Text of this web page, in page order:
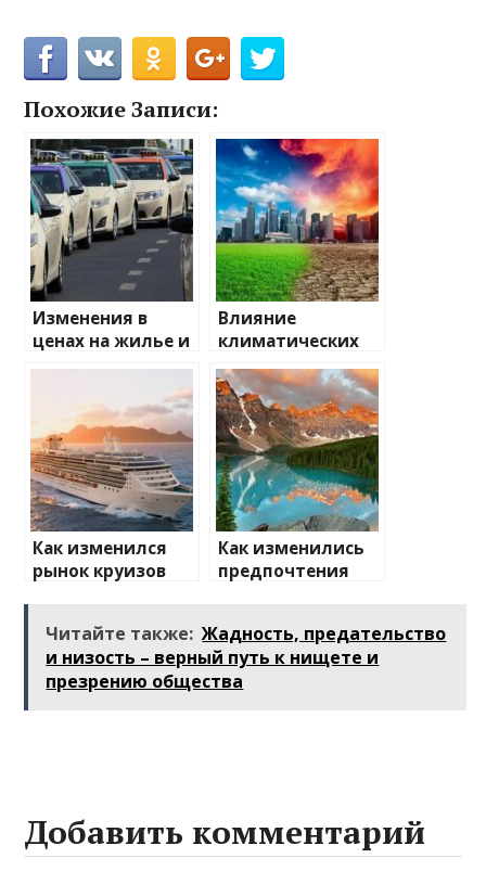
Похожие Записи:
Изменения в
ценах на жилье и
транспорт: что
Влияние
климатических
изменений на
туристические
направления
Как изменился
рынок круизов
Как изменились
предпочтения
Читайте также: Жадность, предательство
и низость – верный путь к нищете и
презрению общества
Добавить комментарий